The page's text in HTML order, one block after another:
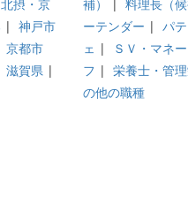
北摂・京
| 神戸市
京都市
滋賀県 |
補）
| 料理長（候
ーテンダー | パ
ェ | ＳＶ・マネ
フ | 栄養士・管
の他の職種